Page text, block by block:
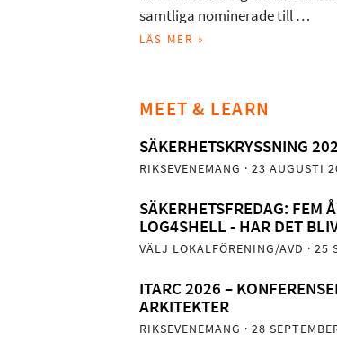
samtliga nominerade till …
LÄS MER »
MEET & LEARN
SÄKERHETSKRYSSNING
RIKSEVENEMANG · 23 AUGUSTI
SÄKERHETSFREDAG: FEM
LOG4SHELL - HAR DET
VÄLJ LOKALFÖRENING/AVD · 25
ITARC 2026 –
ARKITEKTER
RIKSEVENEMANG · 28